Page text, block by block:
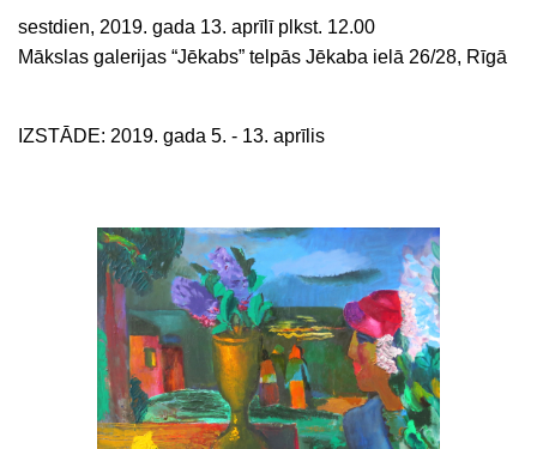
sestdien, 2019. gada 13. aprīlī plkst. 12.00
Mākslas galerijas “Jēkabs” telpās Jēkaba ielā 26/28, Rīgā
IZSTĀDE: 2019. gada 5. - 13. aprīlis